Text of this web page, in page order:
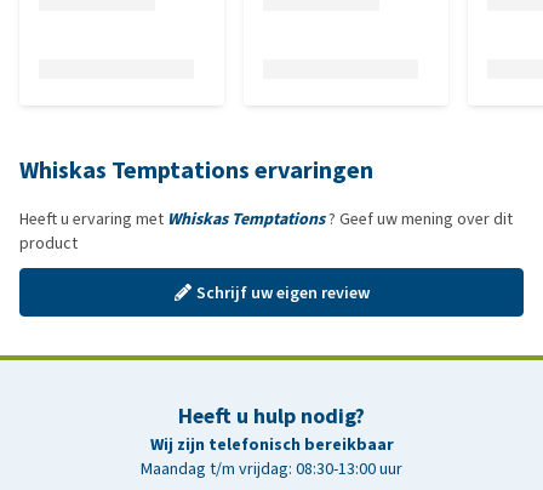
Whiskas Temptations ervaringen
Heeft u ervaring met Whiskas Temptations? Geef uw mening over dit
product
Schrijf uw eigen review
Heeft u hulp nodig?
Wij zijn telefonisch bereikbaar
Maandag t/m vrijdag: 08:30-13:00 uur